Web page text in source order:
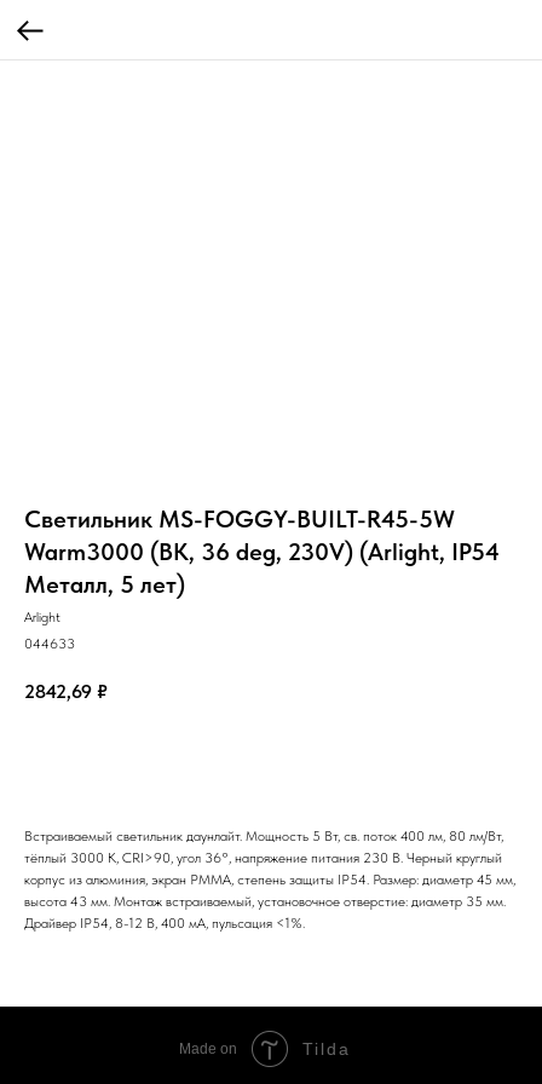
Светильник MS-FOGGY-BUILT-R45-5W
Warm3000 (BK, 36 deg, 230V) (Arlight, IP54
Металл, 5 лет)
Arlight
044633
2842,69 ₽
Встраиваемый светильник даунлайт. Мощность 5 Вт, св. поток 400 лм, 80 лм/Вт,
тёплый 3000 K, CRI>90, угол 36°, напряжение питания 230 В. Черный круглый
корпус из алюминия, экран PMMA, степень защиты IP54. Размер: диаметр 45 мм,
высота 43 мм. Монтаж встраиваемый, установочное отверстие: диаметр 35 мм.
Драйвер IP54, 8-12 В, 400 мА, пульсация <1%.
Made on Tilda